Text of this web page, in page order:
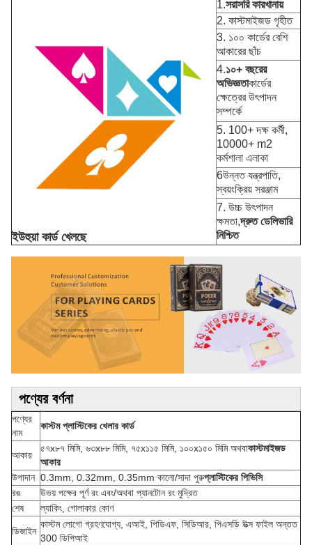
ইউহুয়া কার্ড খেলছে
1.সরাসরি কারখানায়
2. কাস্টমাইজড গৃহীত
3. ১০০ কার্ডের বেশি
আকারের ছাঁচ
4.১০+ বছরের
অভিজ্ঞতাকার্ডের
ক্ষেত্রের উৎপাদন
সম্পর্কে
5. 100+ দক্ষ কর্মী,
10000+ m2
কর্মশালা এলাকা
6উন্নত যন্ত্রপাতি,
স্বয়ংক্রিয় সরঞ্জাম
7. উচ্চ উৎপাদন
ক্ষমতা,দ্রুত ডেলিভারি
নিশ্চিত
পণ্যের বর্ণনা
পণ্যের
নাম
কাস্টম প্লাস্টিকের খেলার কার্ড
আকার
৫৭x৮৭ মিমি, ৬৩x৮৮ মিমি, ৭৫x১১৫ মিমি, ১০০x১৫০ মিমি অথবাকাস্টমাইজড
আকার
উপাদান 0.3mm, 0.32mm, 0.35mm কালো/সাদা পুরুপ্লাস্টিকের পিভিসি
রঙ
উভয় পক্ষের পূর্ণ রং এবং/অথবা প্যানটোন রং মুদ্রিত
শেষ
ল্যাকিং, গোলাকার কোণ
ডিজাইন
কাস্টম লোগো গ্রহণযোগ্য, এআই, পিডিএফ, সিডিআর, পিএসডি উত্স ফাইল অন্তত
300 ডিপিআই